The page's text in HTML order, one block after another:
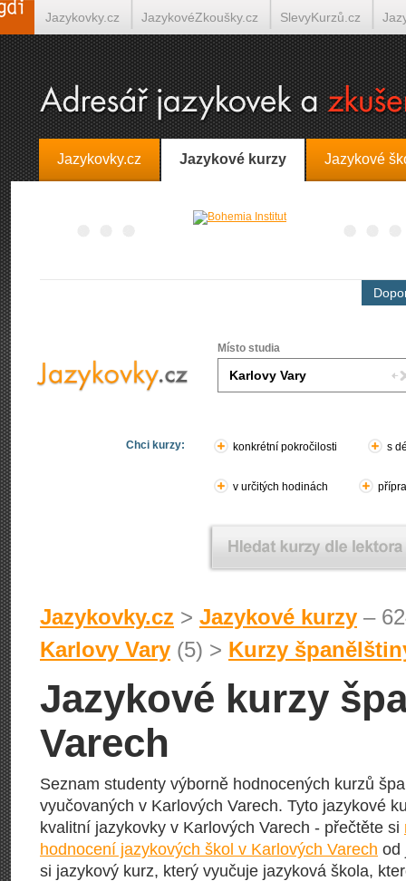
Jazykovky.cz Jazykové kurzy Jazykové
Místo studia
Chci kurzy: konkrétní pokročilosti s
v určitých hodinách
Jazykovky.cz > Jazykové kurzy –
Karlovy Vary (5) > Kurzy
Jazykové kurzy
Varech
Seznam studenty výborně hodnocených kurzů
vyučovaných v Karlových Varech. Tyto jazykové
kvalitní jazykovky v Karlových Varech - přečtěte si
hodnocení jazykových škol v Karlových Varech od
si jazykový kurz, který vyučuje jazyková škola,
Jazykovky.cz JazykovéZkoušky.cz SlevyKurzů.cz
Španělština on-line Italština on-line Tlumočení-